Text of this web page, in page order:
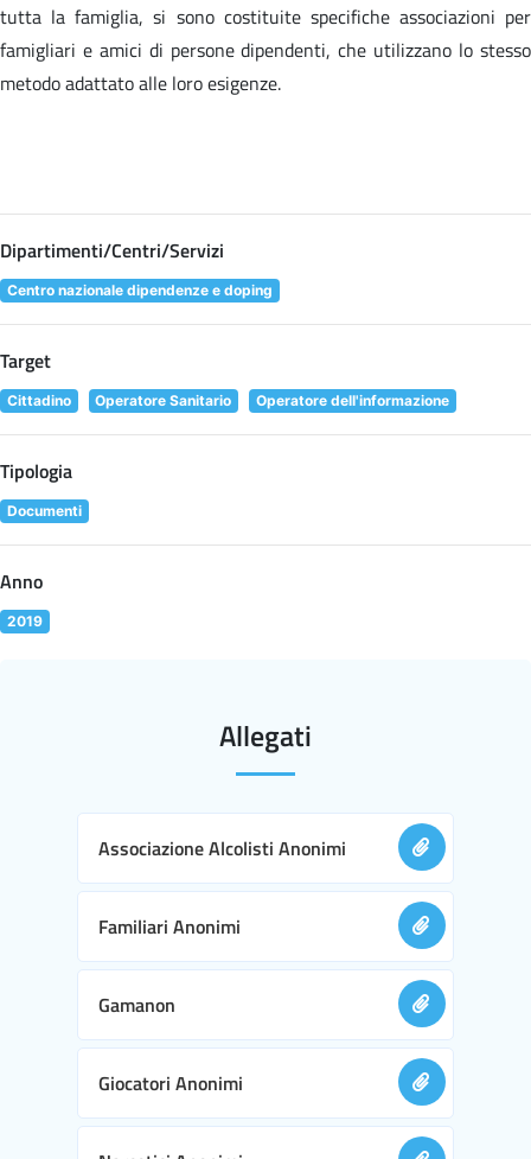
tutta la famiglia, si sono costituite specifiche associazioni per
famigliari e amici di persone dipendenti, che utilizzano lo stesso
metodo adattato alle loro esigenze.
Dipartimenti/Centri/Servizi
Centro nazionale dipendenze e doping
Target
Cittadino Operatore Sanitario Operatore dell'informazione
Tipologia
Documenti
Anno
2019
Allegati
Associazione Alcolisti Anonimi
Familiari Anonimi
Gamanon
Giocatori Anonimi